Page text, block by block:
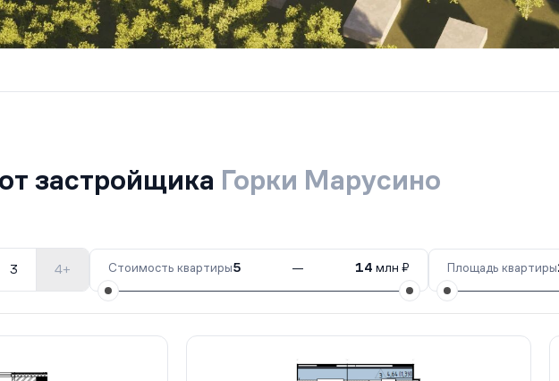
застройщика Горки Марусино
3 4+ Стоимость квартиры5 — 14 млн ₽ Площадь квартиры
III кв. 2027 5 31 кв.III кв. 2027 III кв. 2027 35 кв.III кв. 2027